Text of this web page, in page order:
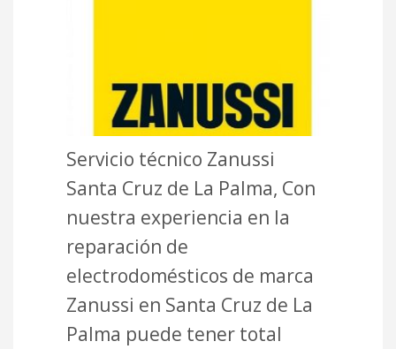
Servicio técnico Zanussi
Santa Cruz de La Palma, Con
nuestra experiencia en la
reparación de
electrodomésticos de marca
Zanussi en Santa Cruz de La
Palma puede tener total